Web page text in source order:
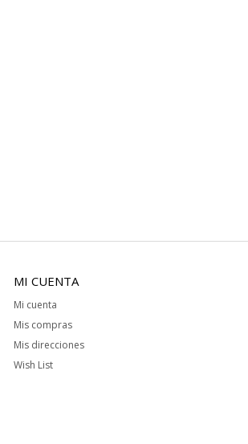
MI CUENTA
Mi cuenta
Mis compras
Mis direcciones
Wish List